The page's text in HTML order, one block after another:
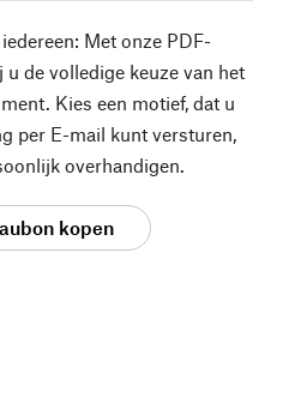
Met onze PDF-
de volledige keuze van het
Kies een motief, dat u
per E-mail kunt versturen,
overhandigen.
kopen